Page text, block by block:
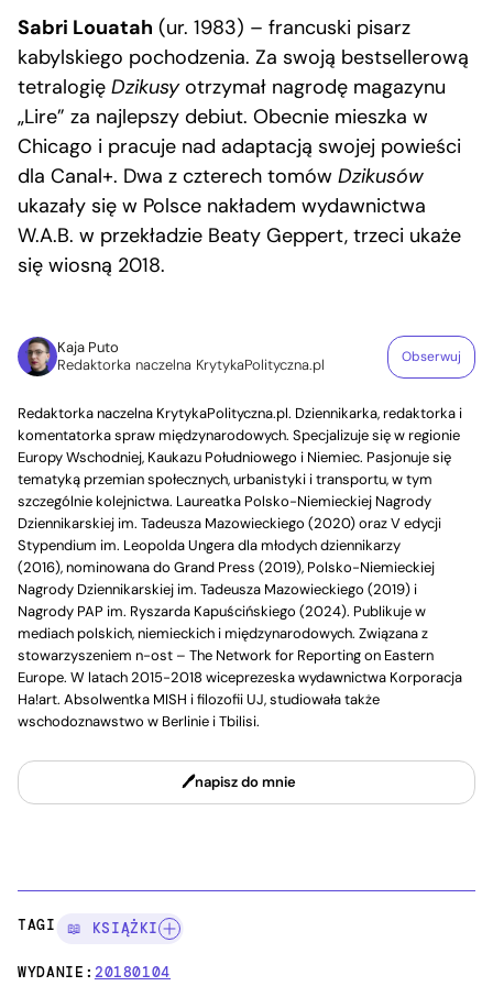
Sabri Louatah (ur. 1983) – francuski pisarz
kabylskiego pochodzenia. Za swoją bestsellerową
tetralogię Dzikusyotrzymał nagrodę magazynu
„Lire” za najlepszy debiut. Obecnie mieszka w
Chicago i pracuje nad adaptacją swojej powieści
dla Canal+. Dwa z czterech tomów Dzikusów
ukazały się w Polsce nakładem wydawnictwa
W.A.B. w przekładzie Beaty Geppert, trzeci ukaże
się wiosną 2018.
Kaja Puto
Redaktorka naczelna KrytykaPolityczna.pl
Obserwuj
Redaktorka naczelna KrytykaPolityczna.pl. Dziennikarka, redaktorka i
komentatorka spraw międzynarodowych. Specjalizuje się w regionie
Europy Wschodniej, Kaukazu Południowego i Niemiec. Pasjonuje się
tematyką przemian społecznych, urbanistyki i transportu, w tym
szczególnie kolejnictwa. Laureatka Polsko-Niemieckiej Nagrody
Dziennikarskiej im. Tadeusza Mazowieckiego (2020) oraz V edycji
Stypendium im. Leopolda Ungera dla młodych dziennikarzy
(2016), nominowana do Grand Press (2019), Polsko-Niemieckiej
Nagrody Dziennikarskiej im. Tadeusza Mazowieckiego (2019) i
Nagrody PAP im. Ryszarda Kapuścińskiego (2024). Publikuje w
mediach polskich, niemieckich i międzynarodowych. Związana z
stowarzyszeniem n-ost – The Network for Reporting on Eastern
Europe. W latach 2015-2018 wiceprezeska wydawnictwa Korporacja
Ha!art. Absolwentka MISH i filozofii UJ, studiowała także
wschodoznawstwo w Berlinie i Tbilisi.
napisz do mnie
TAGI: 📖 KSIĄŻKI
WYDANIE:20180104